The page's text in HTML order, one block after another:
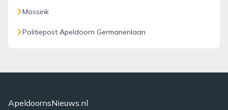
Mossink
Politiepost Apeldoorn Germanenlaan
ApeldoornsNieuws.nl